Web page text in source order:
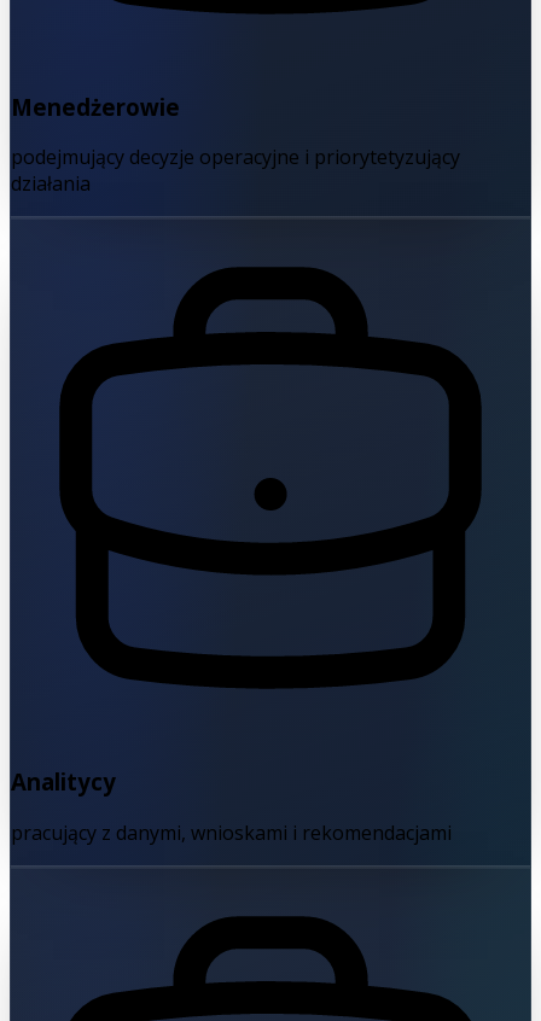
Menedżerowie
podejmujący decyzje operacyjne i priorytetyzujący
działania
Analitycy
pracujący z danymi, wnioskami i rekomendacjami